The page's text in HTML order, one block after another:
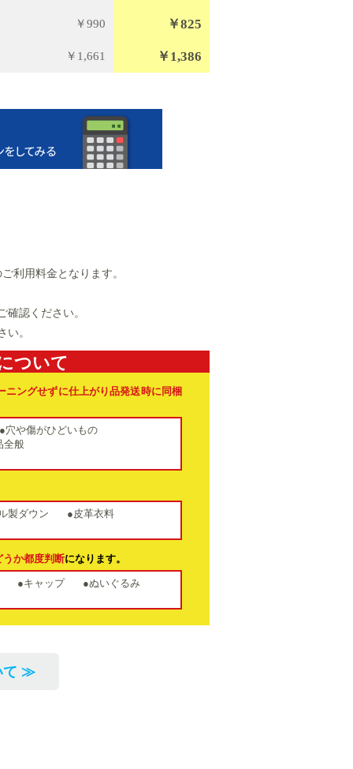
￥990 ￥825
￥1,661 ￥1,386
利用料金となります。
確認ください。
い。
ついて
ングせずに仕上がり品発送時に同梱
●穴や傷がひどいもの
全般
製ダウン ●皮革衣料
うか都度判断になります。
●キャップ ●ぬいぐるみ
て ≫